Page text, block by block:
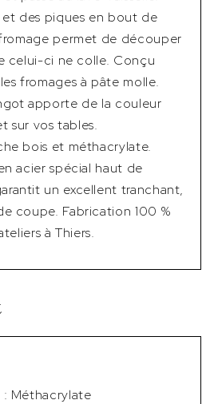
des piques en bout de
permet de découper
celui-ci ne colle. Conçu
fromages à pâte molle.
apporte de la couleur
sur vos tables.
bois et méthacrylate.
acier spécial haut de
un excellent tranchant,
coupe. Fabrication 100 %
à Thiers.
: Méthacrylate